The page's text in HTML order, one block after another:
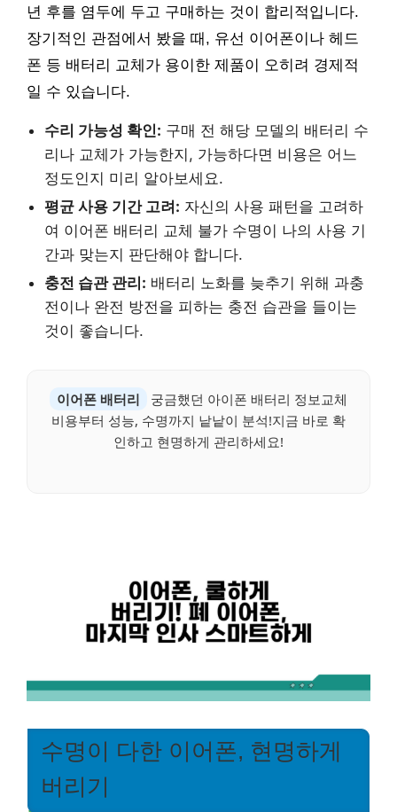
년 후를 염두에 두고 구매하는 것이 합리적입니다.
장기적인 관점에서 봤을 때, 유선 이어폰이나 헤드
폰 등 배터리 교체가 용이한 제품이 오히려 경제적
일 수 있습니다.
수리 가능성 확인: 구매 전 해당 모델의 배터리 수
리나 교체가 가능한지, 가능하다면 비용은 어느
정도인지 미리 알아보세요.
평균 사용 기간 고려: 자신의 사용 패턴을 고려하
여 이어폰 배터리 교체 불가 수명이 나의 사용 기
간과 맞는지 판단해야 합니다.
충전 습관 관리: 배터리 노화를 늦추기 위해 과충
전이나 완전 방전을 피하는 충전 습관을 들이는
것이 좋습니다.
이어폰 배터리
궁금했던 아이폰 배터리 정보교체
비용부터 성능, 수명까지 낱낱이 분석!지금 바로 확
인하고 현명하게 관리하세요!
수명이 다한 이어폰, 현명하게
버리기